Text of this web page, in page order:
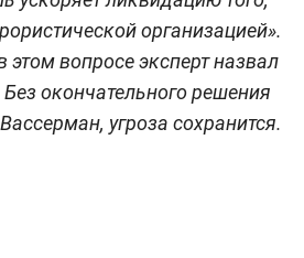
организацией».
вопросе эксперт назвал
окончательного решения
угроза сохранится.